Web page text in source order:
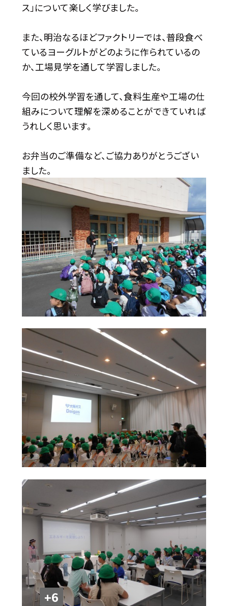
ス」について楽しく学びました。
また、明治なるほどファクトリーでは、普段食べ
ているヨーグルトがどのように作られているの
か、工場見学を通して学習しました。
今回の校外学習を通して、食料生産や工場の仕
組みについて理解を深めることができていれば
うれしく思います。
お弁当のご準備など、ご協力ありがとうござい
ました。
+6